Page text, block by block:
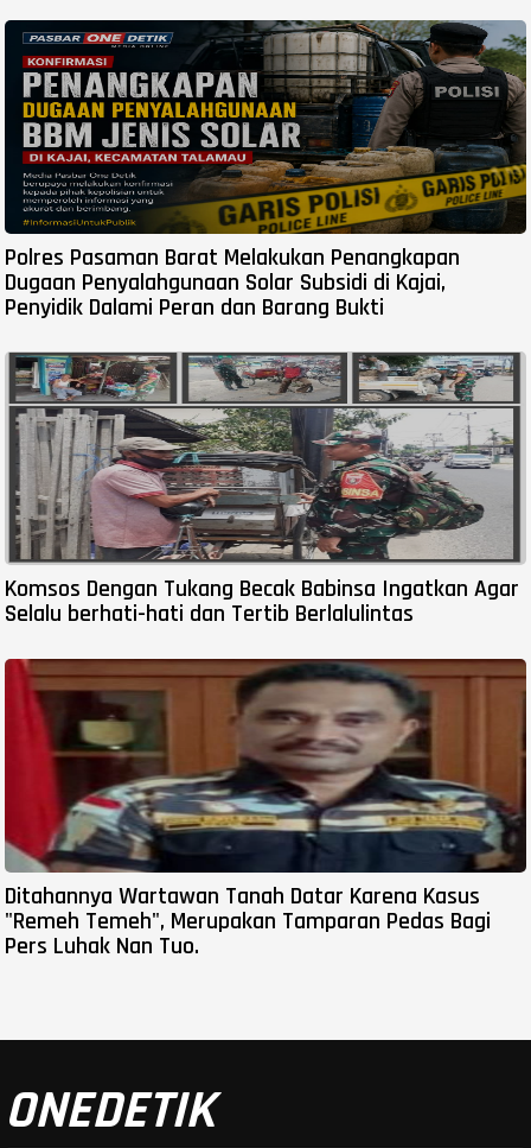
Polres Pasaman Barat Melakukan Penangkapan
Dugaan Penyalahgunaan Solar Subsidi di Kajai,
Penyidik Dalami Peran dan Barang Bukti
Komsos Dengan Tukang Becak Babinsa Ingatkan Agar
Selalu berhati-hati dan Tertib Berlalulintas
Ditahannya Wartawan Tanah Datar Karena Kasus
"Remeh Temeh", Merupakan Tamparan Pedas Bagi
Pers Luhak Nan Tuo.
ONEDETIK